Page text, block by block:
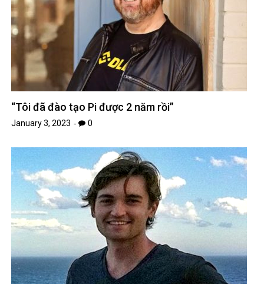
“Tôi đã đào tạo Pi được 2 năm rồi”
January 3, 2023 0